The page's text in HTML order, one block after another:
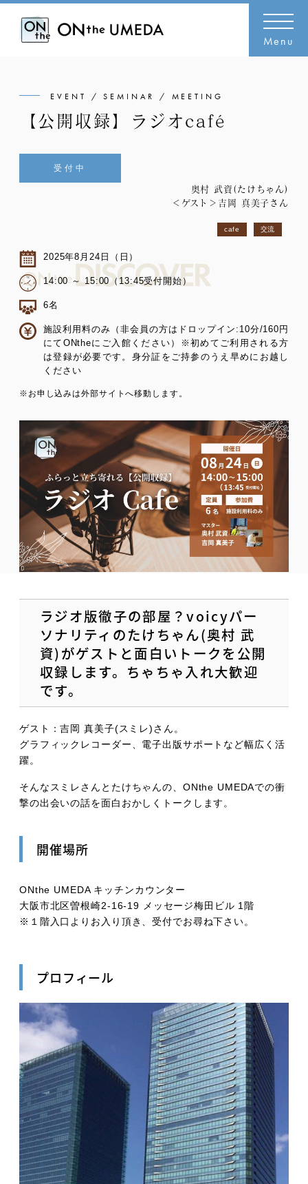
Menu
EVENT / SEMINAR / MEETING
【公開収録】ラジオcafé
受付中
奥村 武資(たけちゃん)
＜ゲスト＞吉岡 真美子さん
cafe 交流
ラジオ版徹子の部屋？voicyパー
ソナリティのたけちゃん(奥村 武
資)がゲストと面白いトークを公開
収録します。ちゃちゃ入れ大歓迎
です。
ゲスト：吉岡 真美子(スミレ)さん。
グラフィックレコーダー、電子出版サポートなど幅広く活
躍。
そんなスミレさんとたけちゃんの、ONthe UMEDAでの衝
撃の出会いの話を面白おかしくトークします。
開催場所
ONthe UMEDA キッチンカウンター
大阪市北区曽根崎2-16-19 メッセージ梅田ビル 1階
※１階入口よりお入り頂き、受付でお尋ね下さい。
プロフィール
2025年8月24日（日）
14:00 ～ 15:00（13:45受付開始）
6名
施設利用料のみ（非会員の方はドロップイン:10分/160円
にてONtheにご入館ください）※初めてご利用される方
は登録が必要です。身分証をご持参のうえ早めにお越し
ください
※お申し込みは外部サイトへ移動します。